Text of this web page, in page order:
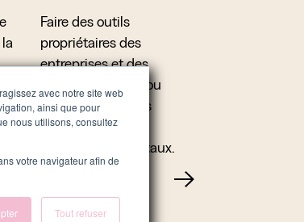
avec notre site web
ainsi que pour
nous utilisons, consultez
votre navigateur afin de
Tout refuser
Faire des outils
propriétaires des
entreprises et des
marques — sites ou
applications — les
flagships de leurs
écosystèmes digitaux.